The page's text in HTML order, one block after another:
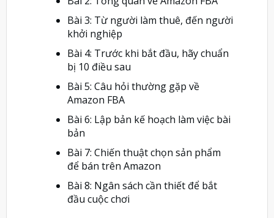
Bài 3: Từ người làm thuê, đến người
khởi nghiệp
Bài 4: Trước khi bắt đầu, hãy chuẩn
bị 10 điều sau
Bài 5: Câu hỏi thường gặp về
Amazon FBA
Bài 6: Lập bản kế hoạch làm việc bài
bản
Bài 7: Chiến thuật chọn sản phẩm
để bán trên Amazon
Bài 8: Ngân sách cần thiết để bắt
đầu cuộc chơi